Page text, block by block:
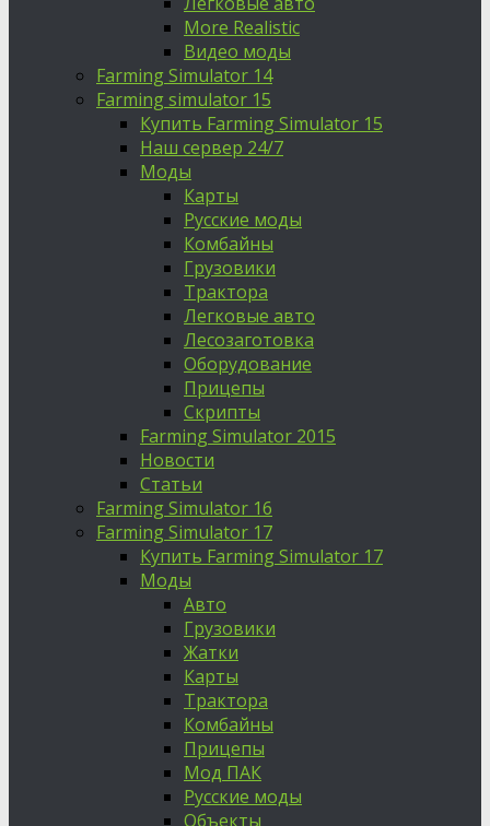
More Realistic
Видео моды
Farming Simulator 14
Farming simulator 15
Купить Farming Simulator 15
Наш сервер 24/7
Моды
Карты
Русские моды
Комбайны
Грузовики
Трактора
Легковые авто
Лесозаготовка
Оборудование
Прицепы
Скрипты
Farming Simulator 2015
Новости
Статьи
Farming Simulator 16
Farming Simulator 17
Купить Farming Simulator 17
Моды
Авто
Грузовики
Жатки
Карты
Трактора
Комбайны
Прицепы
Мод ПАК
Русские моды
Объекты